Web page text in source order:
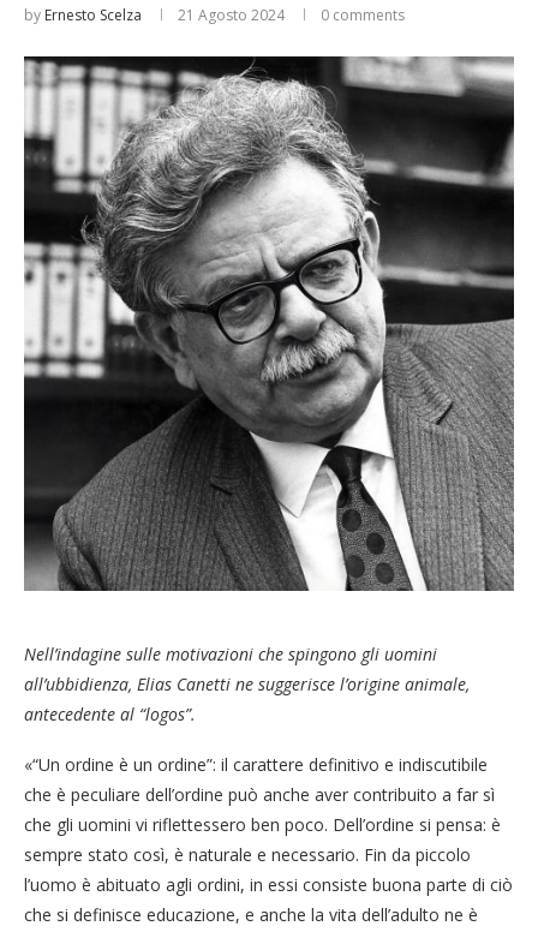
by Ernesto Scelza 21 Agosto 2024 0 comments
Nell’indagine sulle motivazioni che spingono gli uomini
all’ubbidienza, Elias Canetti ne suggerisce l’origine animale,
antecedente al “logos”.
«“Un ordine è un ordine”: il carattere definitivo e indiscutibile
che è peculiare dell’ordine può anche aver contribuito a far sì
che gli uomini vi riflettessero ben poco. Dell’ordine si pensa: è
sempre stato così, è naturale e necessario. Fin da piccolo
l’uomo è abituato agli ordini, in essi consiste buona parte di ciò
che si definisce educazione, e anche la vita dell’adulto ne è